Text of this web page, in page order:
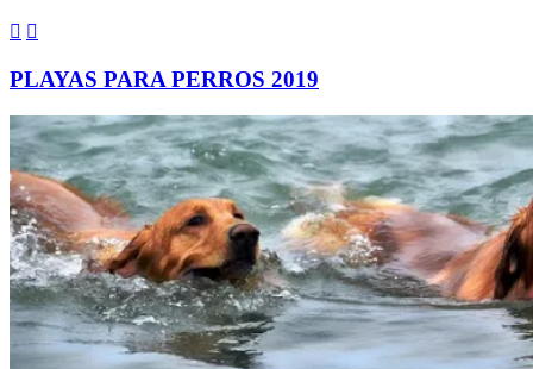
 
PLAYAS PARA PERROS 2019